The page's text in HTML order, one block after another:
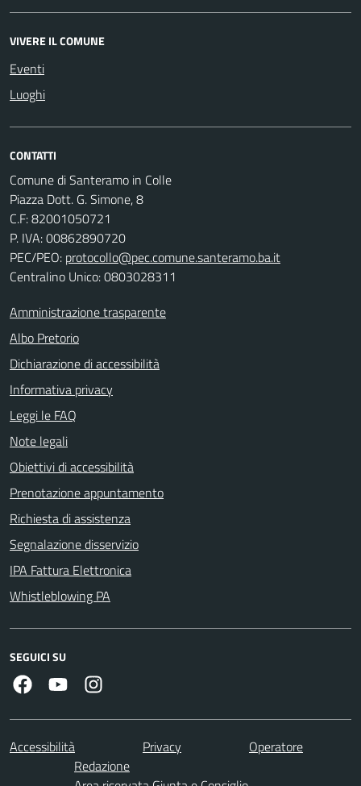
VIVERE IL COMUNE
Eventi
Luoghi
CONTATTI
Comune di Santeramo in Colle
Piazza Dott. G. Simone, 8
C.F:82001050721
P. IVA:00862890720
PEC/PEO: protocollo@pec.comune.santeramo.ba.it
Centralino Unico: 0803028311
Amministrazione trasparente
Albo Pretorio
Dichiarazione di accessibilità
Informativa privacy
Leggi le FAQ
Note legali
Obiettivi di accessibilità
Prenotazione appuntamento
Richiesta di assistenza
Segnalazione disservizio
IPA Fattura Elettronica
Whistleblowing PA
SEGUICI SU
FacebookYoutube
Accessibilità Privacy
Operatore
Redazione